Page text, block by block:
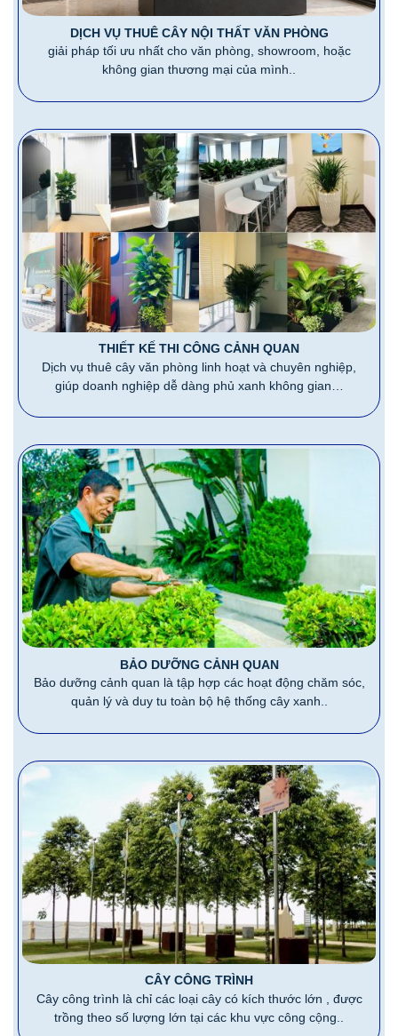
DỊCH VỤ THUÊ CÂY NỘI THẤT VĂN PHÒNG
giải pháp tối ưu nhất cho văn phòng, showroom, hoặc
không gian thương mại của mình..
THIẾT KẾ THI CÔNG CẢNH QUAN
Dịch vụ thuê cây văn phòng linh hoạt và chuyên nghiệp,
giúp doanh nghiệp dễ dàng phủ xanh không gian…
BẢO DƯỠNG CẢNH QUAN
Bảo dưỡng cảnh quan là tập hợp các hoạt động chăm sóc,
quản lý và duy tu toàn bộ hệ thống cây xanh..
CÂY CÔNG TRÌNH
Cây công trình là chỉ các loại cây có kích thước lớn , được
trồng theo số lượng lớn tại các khu vực công cộng..